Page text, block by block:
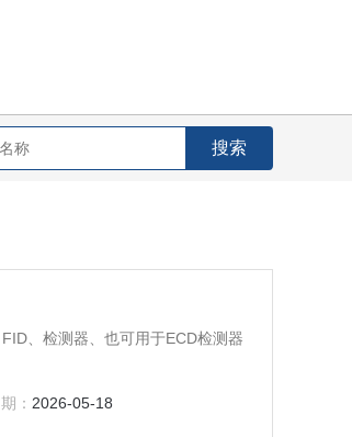
、检测器、也可用于ECD检测器
： 2026-05-18